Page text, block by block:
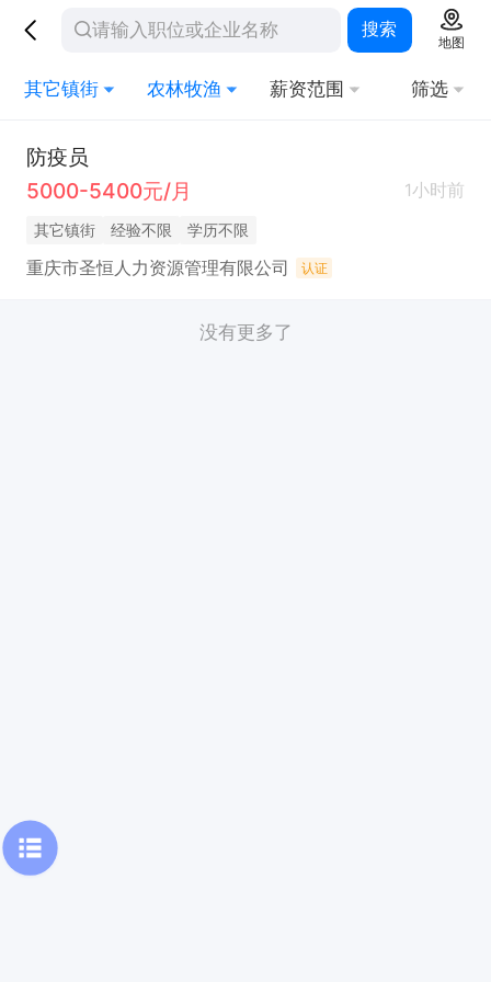
搜索
地图
其它镇街 农林牧渔 薪资范围 筛选
防疫员
5000-5400元/月
1小时前
其它镇街 经验不限 学历不限
重庆市圣恒人力资源管理有限公司 认证
没有更多了